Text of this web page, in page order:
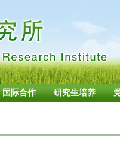
国际合作 研究生培养